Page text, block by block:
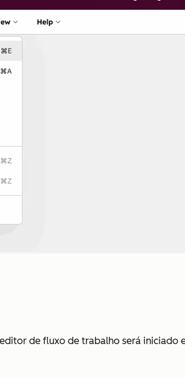
de fluxo de trabalho será iniciado